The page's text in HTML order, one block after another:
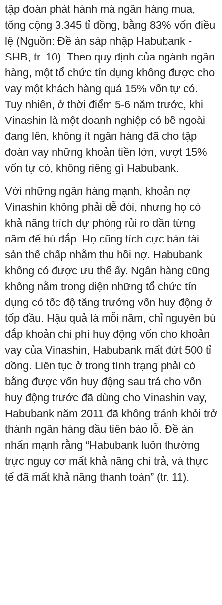
tập đoàn phát hành mà ngân hàng mua,
tổng cộng 3.345 tỉ đồng, bằng 83% vốn điều
lệ (Nguồn: Đề án sáp nhập Habubank -
SHB, tr. 10). Theo quy định của ngành ngân
hàng, một tổ chức tín dụng không được cho
vay một khách hàng quá 15% vốn tự có.
Tuy nhiên, ở thời điểm 5-6 năm trước, khi
Vinashin là một doanh nghiệp có bề ngoài
đang lên, không ít ngân hàng đã cho tập
đoàn vay những khoản tiền lớn, vượt 15%
vốn tự có, không riêng gì Habubank.
Với những ngân hàng mạnh, khoản nợ
Vinashin không phải dễ đòi, nhưng họ có
khả năng trích dự phòng rủi ro dần từng
năm để bù đắp. Họ cũng tích cực bán tài
sản thế chấp nhằm thu hồi nợ. Habubank
không có được ưu thế ấy. Ngân hàng cũng
không nằm trong diện những tổ chức tín
dụng có tốc độ tăng trưởng vốn huy động ở
tốp đầu. Hậu quả là mỗi năm, chỉ nguyên bù
đắp khoản chi phí huy động vốn cho khoản
vay của Vinashin, Habubank mất đứt 500 tỉ
đồng. Liên tục ở trong tình trạng phải có
bằng được vốn huy động sau trả cho vốn
huy động trước đã dùng cho Vinashin vay,
Habubank năm 2011 đã không tránh khỏi trở
thành ngân hàng đầu tiên báo lỗ. Đề án
nhấn mạnh rằng “Habubank luôn thường
trực nguy cơ mất khả năng chi trả, và thực
tế đã mất khả năng thanh toán” (tr. 11).